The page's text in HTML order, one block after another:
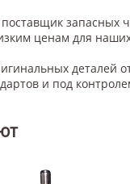
запасных
ценам для
деталей
и под